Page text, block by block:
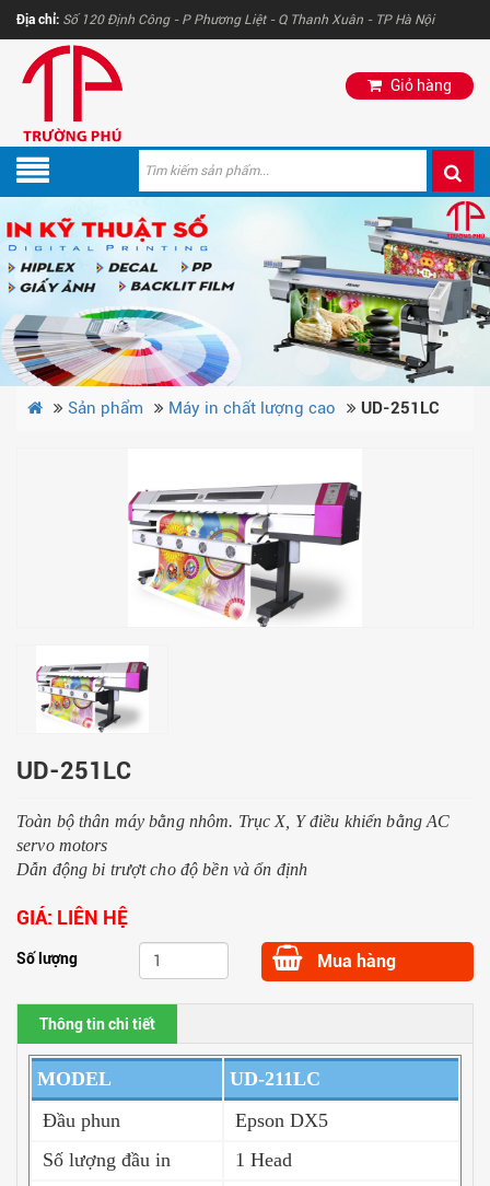
Địa chỉ: Số 120 Định Công - P Phương Liệt - Q Thanh Xuân - TP Hà Nội
Giỏ hàng
Sản phẩm Máy in chất lượng cao UD-251LC
UD-251LC
Toàn bộ thân máy bằng nhôm. Trục X, Y điều khiển bằng AC
servo motors
Dẫn động bi trượt cho độ bền và ổn định
GIÁ: LIÊN HỆ
Số lượng Mua hàng
Thông tin chi tiết
MODEL
UD-211LC
Đầu phun
Epson DX5
Số lượng đầu in
1 Head